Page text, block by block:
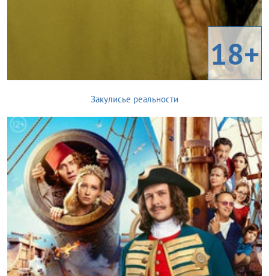
18+
Закулисье реальности